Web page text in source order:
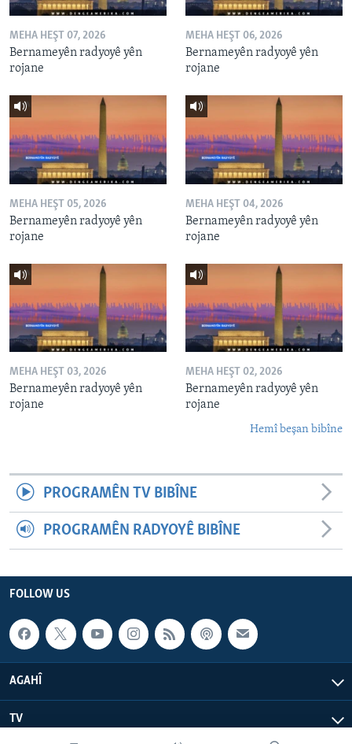
MEHA HEŞT 07, 2026
Bernameyên radyoyê yên
rojane
MEHA HEŞT 06, 2026
Bernameyên radyoyê yên
rojane
MEHA HEŞT 05, 2026
Bernameyên radyoyê yên
rojane
MEHA HEŞT 04, 2026
Bernameyên radyoyê yên
rojane
MEHA HEŞT 03, 2026
Bernameyên radyoyê yên
rojane
MEHA HEŞT 02, 2026
Bernameyên radyoyê yên
rojane
Hemî beşan bibîne
PROGRAMÊN TV BIBÎNE
PROGRAMÊN RADYOYÊ BIBÎNE
FOLLOW US
AGAHÎ
TV